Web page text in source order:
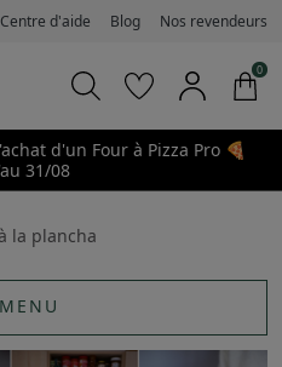
Centre d'aide Blog Nos revendeurs
0
d'un Four à Pizza Pro 🍕
31/08
la plancha
MENU